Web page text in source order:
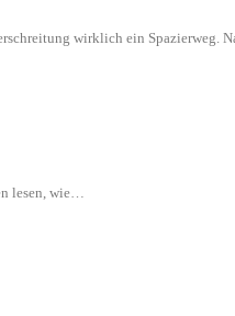
wirklich ein Spazierweg.
lesen, wie…